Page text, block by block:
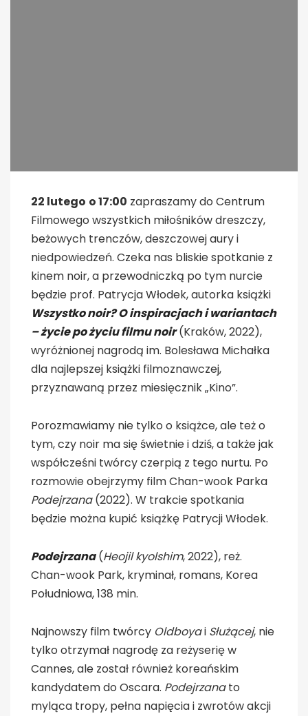
22 lutego o 17:00 zapraszamy do Centrum
Filmowego wszystkich miłośników dreszczy,
beżowych trenczów, deszczowej aury i
niedpowiedzeń. Czeka nas bliskie spotkanie z
kinem noir, a przewodniczką po tym nurcie
będzie prof. Patrycja Włodek, autorka książki
Wszystko noir? O inspiracjach i wariantach
– życie po życiu filmu noir(Kraków, 2022),
wyróżnionej nagrodą im. Bolesława Michałka
dla najlepszej książki filmoznawczej,
przyznawaną przez miesięcznik „Kino”.
Porozmawiamy nie tylko o książce, ale też o
tym, czy noir ma się świetnie i dziś, a także jak
współcześni twórcy czerpią z tego nurtu. Po
rozmowie obejrzymy film Chan-wook Parka
Podejrzana(2022). W trakcie spotkania
będzie można kupić książkę Patrycji Włodek.
Podejrzana(Heojil kyolshim, 2022), reż.
Chan-wook Park, kryminał, romans, Korea
Południowa, 138 min.
Najnowszy film twórcy Oldboyai Służącej, nie
tylko otrzymał nagrodę za reżyserię w
Cannes, ale został również koreańskim
kandydatem do Oscara. Podejrzanato
myląca tropy, pełna napięcia i zwrotów akcji